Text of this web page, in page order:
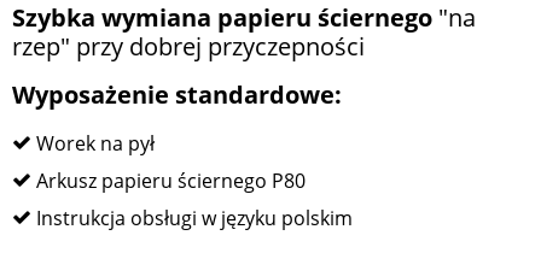
Szybka wymiana papieru ściernego "na
rzep" przy dobrej przyczepności
Wyposażenie standardowe:
Worek na pył
Arkusz papieru ściernego P80
Instrukcja obsługi w języku polskim